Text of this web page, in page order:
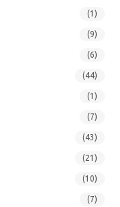
(1)
(9)
(6)
(44)
(1)
(7)
(43)
(21)
(10)
(7)